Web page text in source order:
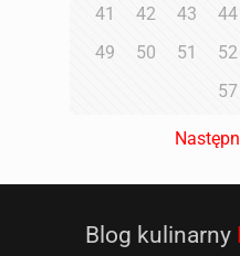
41
42 43 44
49
50 51 52
57
Blog kulinarny